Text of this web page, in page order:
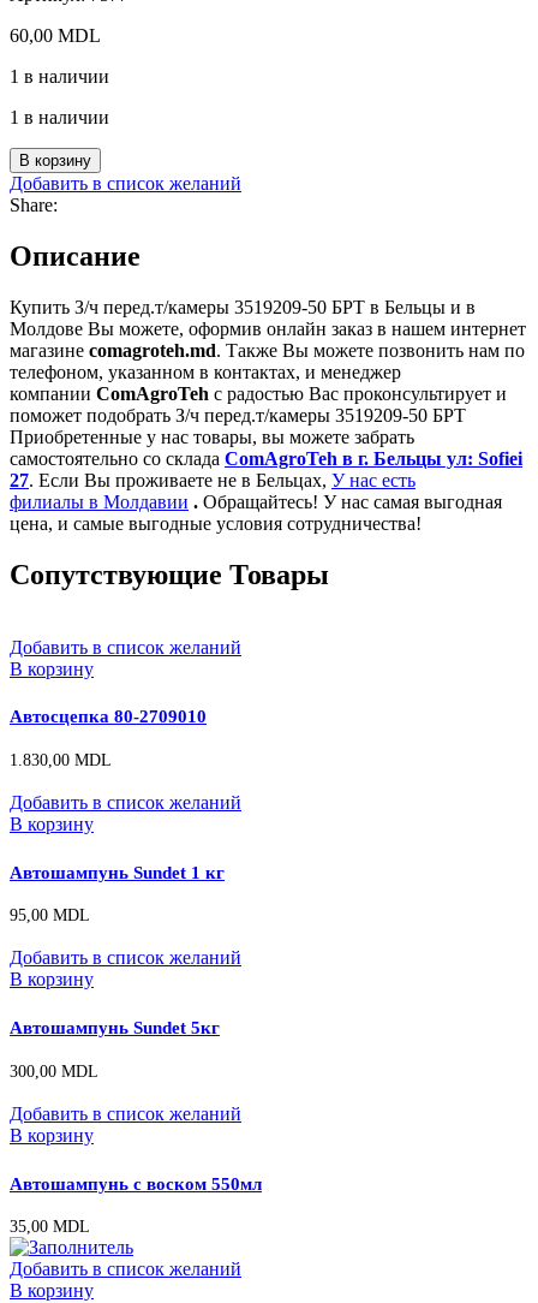
60,00 MDL
1 в наличии
1 в наличии
Количество
товара
З/
перед.т/
камеры
50
БРТ
В корзину
Добавить в список желаний
Share:
Описание
Купить З/ч перед.т/камеры 3519209-50 БРТ в Бельцы и в
Молдове Вы можете, оформив онлайн заказ в нашем интернет
магазине comagroteh.md. Также Вы можете позвонить нам по
телефоном, указанном в контактах, и менеджер
компании ComAgroTeh с радостью Вас проконсультирует и
поможет подобрать З/ч перед.т/камеры 3519209-50 БРТ
Приобретенные у нас товары, вы можете забрать
самостоятельно со склада ComAgroTeh в г. Бельцы ул: Sofiei
27. Если Вы проживаете не в Бельцах, У нас есть
филиалы в Молдавии . Обращайтесь! У нас самая выгодная
цена, и самые выгодные условия сотрудничества!
Сопутствующие Товары
Добавить в список желаний
В корзину
Автосцепка 80-2709010
1.830,00 MDL
Добавить в список желаний
В корзину
Автошампунь Sundet 1 кг
95,00 MDL
Добавить в список желаний
В корзину
Автошампунь Sundet 5кг
300,00 MDL
Добавить в список желаний
В корзину
Автошампунь с воском 550мл
35,00 MDL
Добавить в список желаний
В корзину